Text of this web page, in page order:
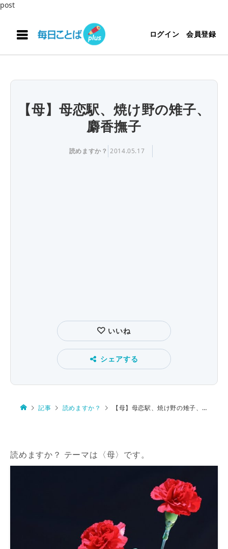
post
ログイン 会員登録
【母】母恋駅、焼け野の雉子、
麝香撫子
読めますか？ 2014.05.17
いいね
シェアする
記事 読めますか？ 【母】母恋駅、焼け野の雉子、麝香撫子
読めますか？ テーマは〈母〉です。